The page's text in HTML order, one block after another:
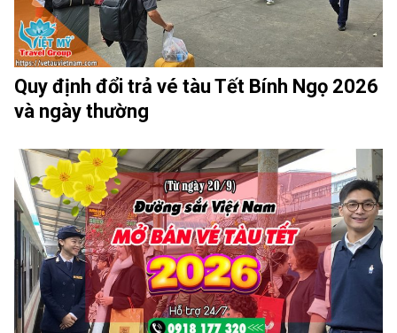
Quy định đổi trả vé tàu Tết Bính Ngọ 2026
và ngày thường